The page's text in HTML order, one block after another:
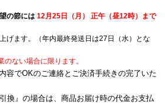
の節には12月25日（月） 正午（昼12時）まで
げます。（年内最終発送日は27日（水）とな
ない場合に限ります。
容でOKのご連絡とご決済手続きの完了いた
』の場合は、商品お届け時の代金お支払